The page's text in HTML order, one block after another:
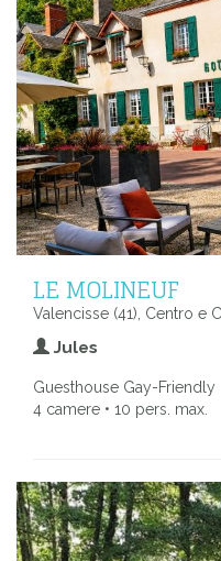
LE MOLINEUF
Valencisse (41), Centro e
Jules
Guesthouse Gay-Friendly
4 camere • 10 pers. max.